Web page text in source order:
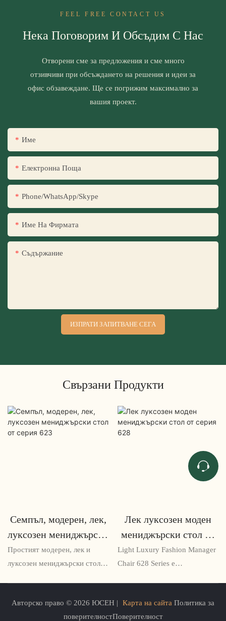
FEEL FREE CONTACT US
Нека Поговорим И Обсъдим С Нас
Отворени сме за предложения и сме много
отзивчиви при обсъждането на решения и идеи за
офис обзавеждане. Ще се погрижим максимално за
вашия проект.
Име
Електронна Поща
Phone/WhatsApp/Skype
Име На Фирмата
Съдържание
ИЗПРАТИ ЗАПИТВАНЕ СЕГА
Свързани Продукти
Семпъл, модерен, лек,
луксозен мениджърски
стол от серия 623
Простият модерен, лек и
луксозен мениджърски стол
предназначен за мениджъри и
ръководители. Неговият
Лек луксозен моден
мениджърски стол от
серия 628
Light Luxury Fashion Manager
Chair 628 Series е
съчетава стил и комфорт.
Столът разполага със здрава
Авторско право © 2026 ЮСЕН | Карта на сайта Политика за
поверителностПоверителност